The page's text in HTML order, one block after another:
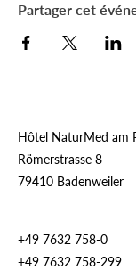
Partager cet
Hôtel NaturMed am
Römerstrasse 8
79410 Badenweiler
+49 7632 758-0
+49 7632 758-299